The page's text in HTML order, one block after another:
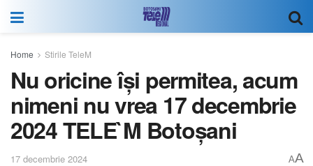
Home Stirile TeleM
Nu oricine își permitea, acum
nimeni nu vrea 17 decembrie
2024 TELE`M Botoșani
17 decembrie 2024 AA